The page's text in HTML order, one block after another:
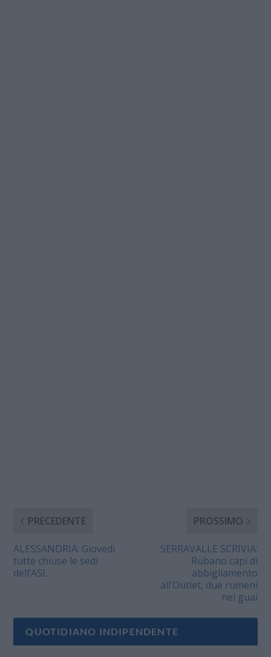
PRECEDENTE
ALESSANDRIA: Giovedì
tutte chiuse le sedi
dell’ASL
PROSSIMO
SERRAVALLE SCRIVIA:
Rubano capi di
abbigliamento
all’Outlet, due rumeni
nei guai
QUOTIDIANO INDIPENDENTE